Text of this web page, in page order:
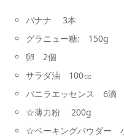
バナナ 3本
グラニュー糖: 150g
卵 2個
サラダ油 100㏄
バニラエッセンス 6滴
☆薄力粉 200g
☆ベーキングパウダー